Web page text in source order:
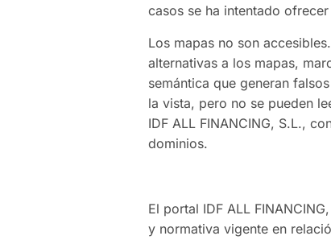
casos se ha intentado
Los mapas no son
alternativas a los mapas,
semántica que generan
la vista, pero no se pueden
IDF ALL FINANCING, S.L.,
dominios.
El portal IDF ALL
y normativa vigente en